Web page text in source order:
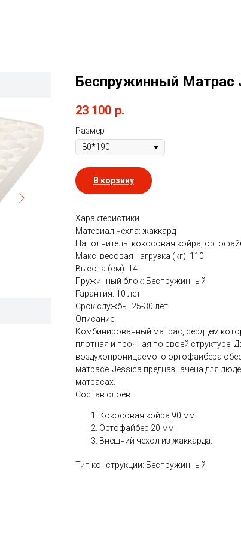
Беспружинный Матрас
23 100 р.
Размер
В корзину
Характеристики
Материал чехла: жаккард
Наполнитель: кокосовая койра,
Макс. весовая нагрузка (кг): 110
Высота (см): 14
Пружинный блок: Беспружинный
Гарантия: 10 лет
Срок службы: 25-30 лет
Описание
Комбинированный матрас, сердцем
плотная и прочная по своей структуре.
воздухопроницаемого ортофайбера
матрасе. Jessica предназначена для
матрасах.
Состав слоев
Кокосовая койра 90 мм.
Ортофайбер 20 мм.
Внешний чехол из жаккарда.
Тип конструкции: Беспружинный